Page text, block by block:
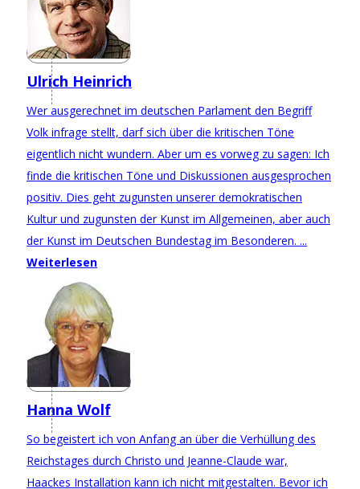
Ulrich Heinrich
Wer ausgerechnet im deutschen Parlament den Begriff
Volk infrage stellt, darf sich über die kritischen Töne
eigentlich nicht wundern. Aber um es vorweg zu sagen: Ich
finde die kritischen Töne und Diskussionen ausgesprochen
positiv. Dies geht zugunsten unserer demokratischen
Kultur und zugunsten der Kunst im Allgemeinen, aber auch
der Kunst im Deutschen Bundestag im Besonderen. ...
Weiterlesen
Hanna Wolf
So begeistert ich von Anfang an über die Verhüllung des
Reichstages durch Christo und Jeanne-Claude war,
Haackes Installation kann ich nicht mitgestalten. Bevor ich